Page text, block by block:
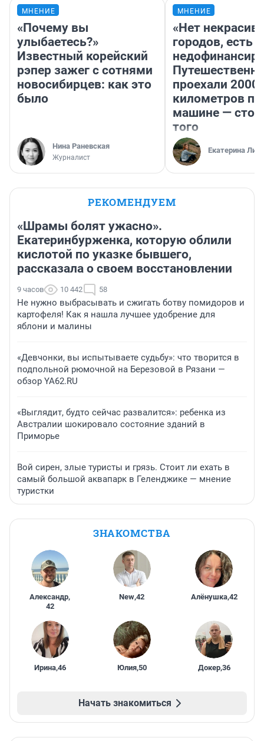
МНЕНИЕ
«Почему вы
улыбаетесь?»
Известный корейский
рэпер зажег с сотнями
новосибирцев: как это
было
Нина Раневская
Журналист
МНЕНИЕ
«Нет
городов, есть
проехали 2000
километров по
машине —
того
Екатерина
РЕКОМЕНДУЕМ
«Шрамы болят ужасно».
Екатеринбурженка, которую облили
кислотой по указке бывшего,
рассказала о своем восстановлении
9 часов 10 442 58
Не нужно выбрасывать и сжигать ботву помидоров и
картофеля! Как я нашла лучшее удобрение для
яблони и малины
«Девчонки, вы испытываете судьбу»: что творится в
подпольной рюмочной на Березовой в Рязани —
обзор YA62.RU
«Выглядит, будто сейчас развалится»: ребенка из
Австралии шокировало состояние зданий в
Приморье
Вой сирен, злые туристы и грязь. Стоит ли ехать в
самый большой аквапарк в Геленджике — мнение
туристки
ЗНАКОМСТВА
Александр,
42
New,42 Алёнушка,42
Ирина,46 Юлия,50 Докер,36
Начать знакомиться